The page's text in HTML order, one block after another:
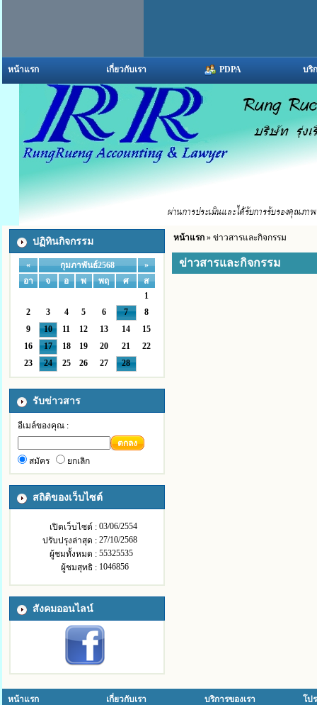
หน้าแรก เกี่ยวกับเรา PDPA บริ
ปฏิทินกิจกรรม
« กุมภาพันธ์2568
»
อา
จ อ พ พฤ ศ
ส
1
2
3 4 5 6 7
8
9
10 11 12 13 14
15
16
17 18 19 20 21
22
23
24 25 26 27 28
รับข่าวสาร
อีเมล์ของคุณ :
ตกลง
สมัคร
ยกเลิก
สถิติของเว็บไซต์
เปิดเว็บไซต์ : 03/06/2554
ปรับปรุงล่าสุด : 27/10/2568
ผู้ชมทั้งหมด : 55325535
ผู้ชมสุทธิ : 1046856
สังคมออนไลน์
หน้าแรก» ข่าวสารและกิจกรรม
ข่าวสารและกิจกรรม
หน้าแรก เกี่ยวกับเรา บริการของเรา โป